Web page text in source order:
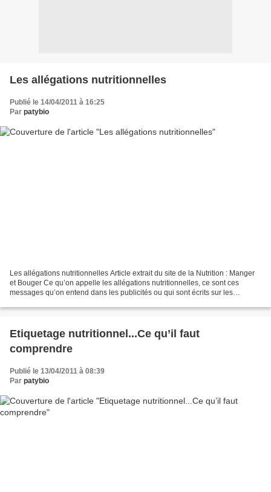
Les allégations nutritionnelles
Publié le 14/04/2011 à 16:25
Par patybio
Les allégations nutritionnelles Article extrait du site de la Nutrition : Manger
et Bouger Ce qu’on appelle les allégations nutritionnelles, ce sont ces
messages qu’on entend dans les publicités ou qui sont écrits sur les
Etiquetage nutritionnel...Ce qu’il faut
comprendre
Publié le 13/04/2011 à 08:39
Par patybio